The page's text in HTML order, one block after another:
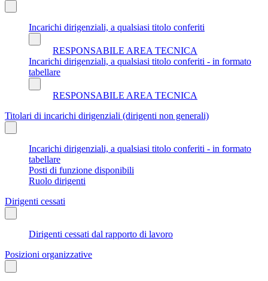
Incarichi dirigenziali, a qualsiasi titolo conferiti
RESPONSABILE AREA TECNICA
Incarichi dirigenziali, a qualsiasi titolo conferiti - in formato
tabellare
RESPONSABILE AREA TECNICA
Titolari di incarichi dirigenziali (dirigenti non generali)
Incarichi dirigenziali, a qualsiasi titolo conferiti - in formato
tabellare
Posti di funzione disponibili
Ruolo dirigenti
Dirigenti cessati
Dirigenti cessati dal rapporto di lavoro
Posizioni organizzative